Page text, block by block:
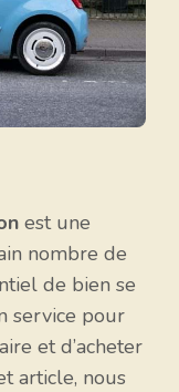
est une
nombre de
de bien se
service pour
et d’acheter
article, nous